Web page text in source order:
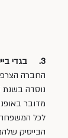
3.     בגדי בייסיק של American Vintage
החברה
מדובר
לכל
הבייסיק